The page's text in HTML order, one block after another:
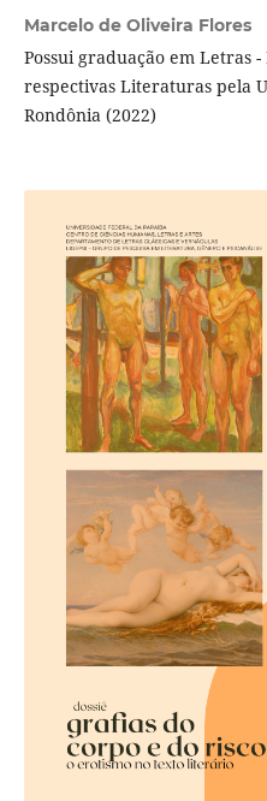
Marcelo de Oliveira Flores
Possui graduação em Letras
respectivas Literaturas pela
Rondônia (2022)